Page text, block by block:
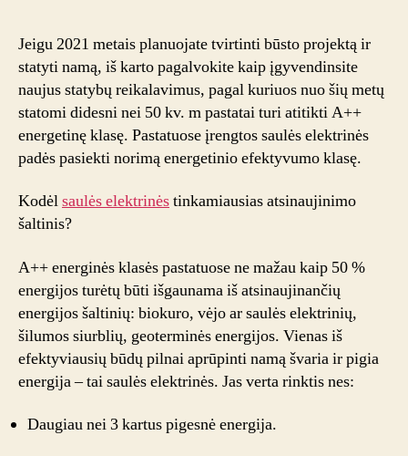
Jeigu 2021 metais planuojate tvirtinti būsto projektą ir
statyti namą, iš karto pagalvokite kaip įgyvendinsite
naujus statybų reikalavimus, pagal kuriuos nuo šių metų
statomi didesni nei 50 kv. m pastatai turi atitikti A++
energetinę klasę. Pastatuose įrengtos saulės elektrinės
padės pasiekti norimą energetinio efektyvumo klasę.
Kodėlsaulės elektrinėstinkamiausias atsinaujinimo
šaltinis?
A++ energinės klasės pastatuose ne mažau kaip 50 %
energijos turėtų būti išgaunama iš atsinaujinančių
energijos šaltinių: biokuro, vėjo ar saulės elektrinių,
šilumos siurblių, geoterminės energijos. Vienas iš
efektyviausių būdų pilnai aprūpinti namą švaria ir pigia
energija – tai saulės elektrinės. Jas verta rinktis nes:
Daugiau nei 3 kartus pigesnė energija.